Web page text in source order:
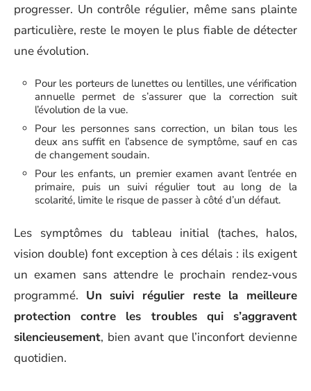
progresser. Un contrôle régulier, même sans plainte
particulière, reste le moyen le plus fiable de détecter
une évolution.
Pour les porteurs de lunettes ou lentilles, une vérification
annuelle permet de s’assurer que la correction suit
l’évolution de la vue.
Pour les personnes sans correction, un bilan tous les
deux ans suffit en l’absence de symptôme, sauf en cas
de changement soudain.
Pour les enfants, un premier examen avant l’entrée en
primaire, puis un suivi régulier tout au long de la
scolarité, limite le risque de passer à côté d’un défaut.
Les symptômes du tableau initial (taches, halos,
vision double) font exception à ces délais : ils exigent
un examen sans attendre le prochain rendez-vous
programmé. Un suivi régulier reste la meilleure
protection contre les troubles qui s’aggravent
silencieusement, bien avant que l’inconfort devienne
quotidien.